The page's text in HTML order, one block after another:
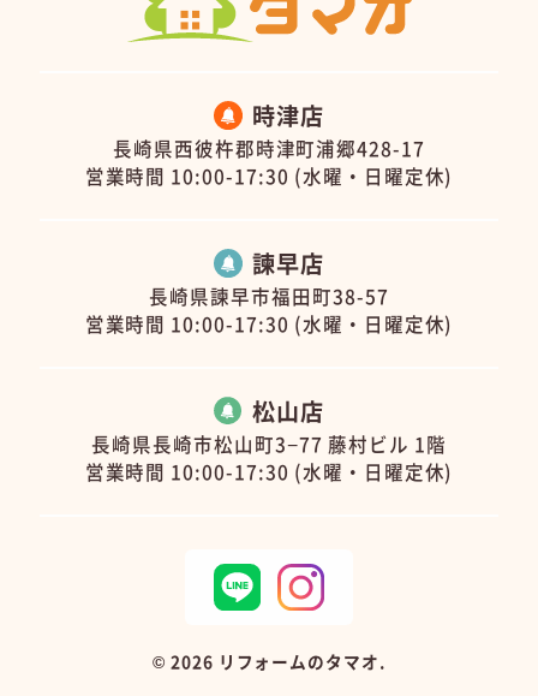
時津店
長崎県西彼杵郡時津町浦郷428-17
営業時間 10:00-17:30 (水曜・日曜定休)
諫早店
長崎県諫早市福田町38-57
営業時間 10:00-17:30 (水曜・日曜定休)
松山店
長崎県長崎市松山町3−77 藤村ビル 1階
営業時間 10:00-17:30 (水曜・日曜定休)
© 2026 リフォームのタマオ.